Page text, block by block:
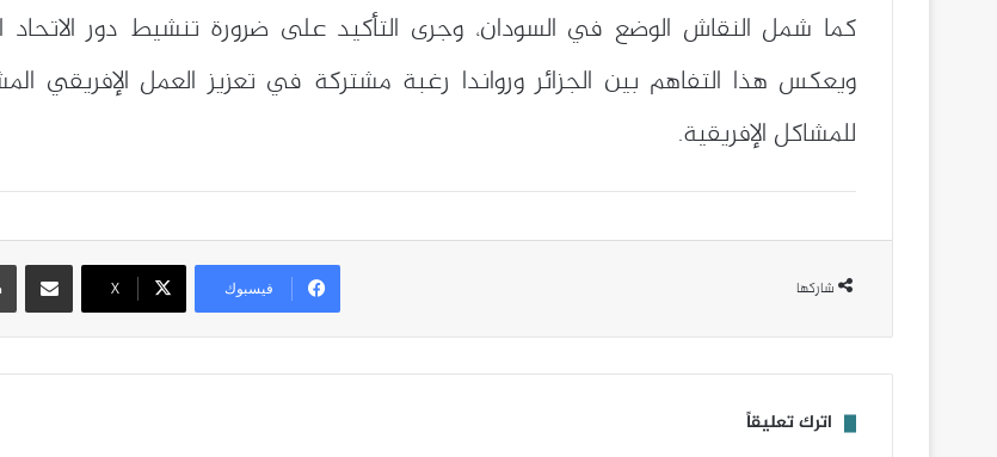
كما شمل النقاش الوضع في السودان، وجرى التأكيد على ضرورة تنشيط دور الاتحاد
ويعكس هذا التفاهم بين الجزائر ورواندا رغبة مشتركة في تعزيز العمل الإفريقي
للمشاكل الإفريقية.
شاركها فيسبوك X
اترك تعليقاً